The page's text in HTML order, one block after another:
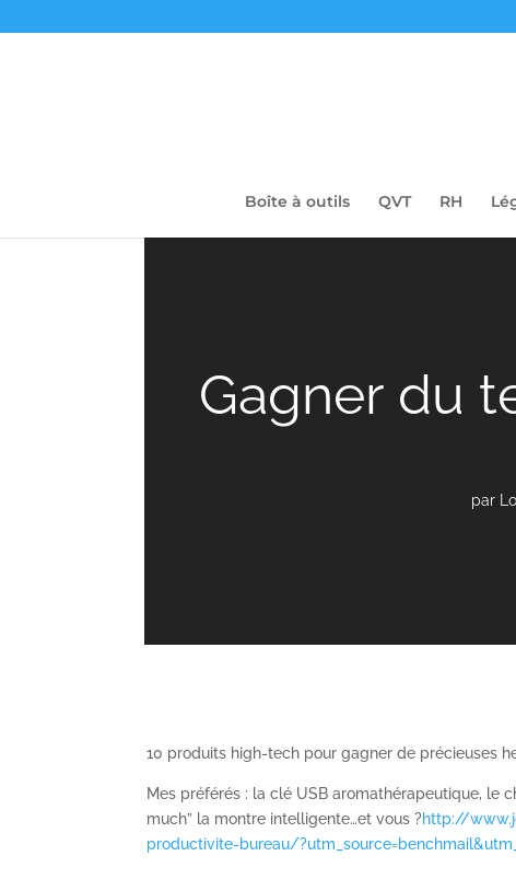
Boîte à outils QVT RH
Gagner du
par
10 produits high-tech pour gagner de précieuses
Mes préférés : la clé USB aromathérapeutique, le
much” la montre intelligente…et vous ?http://
productivite-bureau/